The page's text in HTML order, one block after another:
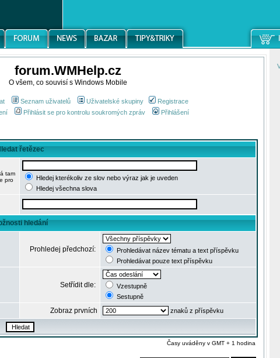
forum.WMHelp.cz
O všem, co souvisí s Windows Mobile
Seznam uživatelů Uživatelské skupiny
Registrace
Přihlásit se pro kontrolu soukromých zpráv Přihlášení
řetězec
tam
pro
Hledej kterékoliv ze slov nebo výraz jak je uveden
Hledej všechna slova
hledání
Prohledej předchozí:
Prohledávat název tématu a text příspěvku
Prohledávat pouze text příspěvku
Setřídit dle:
Vzestupně
Sestupně
Zobraz prvních znaků z příspěvku
Časy uváděny v GMT + 1 hodina